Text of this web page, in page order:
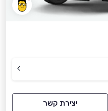
יצירת קשר